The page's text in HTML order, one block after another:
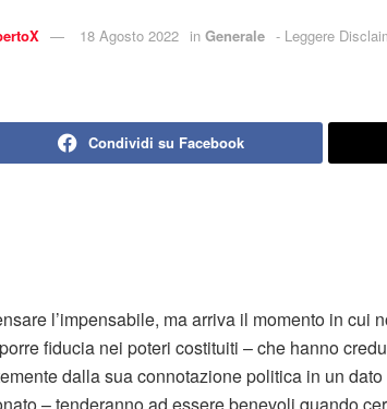
18 Agosto 2022 in Generale - Leggere
Condividi su Facebook
l’impensabile, ma arriva il momento in cui
fiducia nei poteri costituiti – che hanno
dalla sua connotazione politica in un